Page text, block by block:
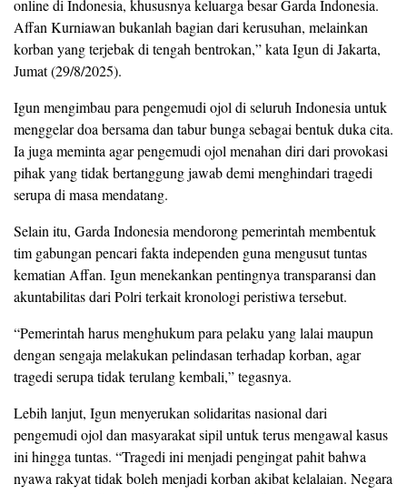
online di Indonesia, khususnya keluarga besar Garda Indonesia.
Affan Kurniawan bukanlah bagian dari kerusuhan, melainkan
korban yang terjebak di tengah bentrokan,” kata Igun di Jakarta,
Jumat (29/8/2025).
Igun mengimbau para pengemudi ojol di seluruh Indonesia untuk
menggelar doa bersama dan tabur bunga sebagai bentuk duka cita.
Ia juga meminta agar pengemudi ojol menahan diri dari provokasi
pihak yang tidak bertanggung jawab demi menghindari tragedi
serupa di masa mendatang.
Selain itu, Garda Indonesia mendorong pemerintah membentuk
tim gabungan pencari fakta independen guna mengusut tuntas
kematian Affan. Igun menekankan pentingnya transparansi dan
akuntabilitas dari Polri terkait kronologi peristiwa tersebut.
“Pemerintah harus menghukum para pelaku yang lalai maupun
dengan sengaja melakukan pelindasan terhadap korban, agar
tragedi serupa tidak terulang kembali,” tegasnya.
Lebih lanjut, Igun menyerukan solidaritas nasional dari
pengemudi ojol dan masyarakat sipil untuk terus mengawal kasus
ini hingga tuntas. “Tragedi ini menjadi pengingat pahit bahwa
nyawa rakyat tidak boleh menjadi korban akibat kelalaian. Negara